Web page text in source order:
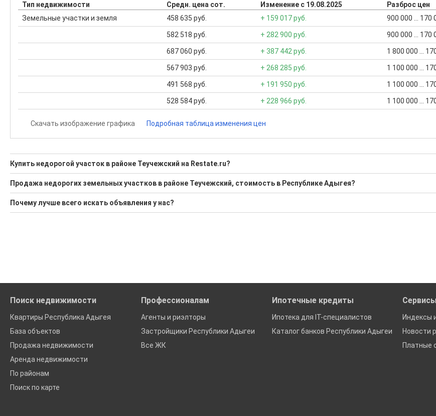
Тип недвижимости Средн. цена сот. Изменение с 19.08.2025 Разброс цен
Земельные участки и земля
458 635 руб. + 159 017 руб. 900 000 ... 170
582 518 руб. + 282 900 руб. 900 000 ... 170
687 060 руб. + 387 442 руб. 1 800 000 ...
567 903 руб. + 268 285 руб. 1 100 000 ...
491 568 руб. + 191 950 руб. 1 100 000 ...
528 584 руб. + 228 966 руб. 1 100 000 ...
Скачать изображение графика Подробная таблица изменения цен
Купить недорогой участок в районе Теучежский на Restate.ru?
Поможем Купить недорогой участок в районе Теучежский?
Воспользуйтесь нашим поиском по новостройкам, для подбора подходящего вам варианта
Продажа недорогих земельных участков в районе Теучежский, стоимость в Республике Адыгея?
Минимальная цена: 45 000 000 Р. Максимальная цена: 170 000 000 Р; Средняя: 107 500 000 Р
Средняя цена за м2: 3 100 Р
Почему лучше всего искать объявления у нас?
Поиск недвижимости
Квартиры Республика Адыгея
База объектов
Продажа недвижимости
Аренда недвижимости
По районам
Поиск по карте
Профессионалам
Агенты и риэлторы
Застройщики Республики Адыгеи
Все ЖК
Ипотечные кредиты
Ипотека для IT-специалистов
Каталог банков Республики Адыгеи
Сервисы
Индексы
Новости
Платные